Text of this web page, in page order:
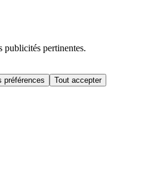
publicités pertinentes.
préférences Tout accepter